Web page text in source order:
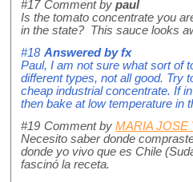
#17 Comment by paul
Is the tomato concentrate you
in the state? This sauce looks
#18 Answered byfx
Paul, I am not sure what sort of
different types, not all good. Try
cheap industrial concentrate. If
then bake at low temperature in
#19 Comment by MARIA JOSE
Necesito saber donde
donde yo vivo que es Chile
fascinó la receta.